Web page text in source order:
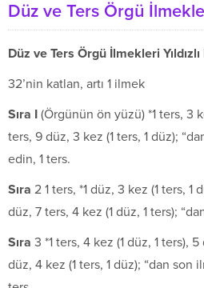
Düz ve Ters Örgü
Düz ve Ters Örgü İlmekleri
32’nin katlan, artı 1 ilmek
Sıra I (Örgünün ön yüzü) *1 ters, 3
ters, 9 düz, 3 kez (1 ters, 1 düz);
edin, 1 ters.
Sıra 2 1 ters, *1 düz, 3 kez (1 ters, 1
düz, 7 ters, 4 kez (1 düz, 1 ters);
Sıra 3 *1 ters, 4 kez (1 düz, 1 ters),
düz, 4 kez (1 ters, 1 düz); “dan son